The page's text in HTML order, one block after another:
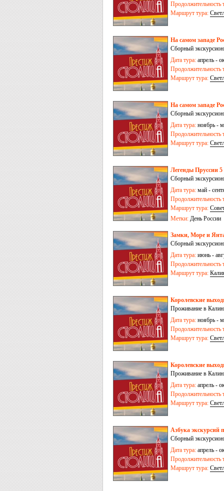
Продолжительность
Маршрут тура:
На самом западе
Сборный
Дата тура: апрель -
Продолжительность
Маршрут тура:
На самом западе
Сборный
Дата тура: ноябрь -
Продолжительность
Маршрут тура:
Легенды Пруссии 5
Сборный
Дата тура: май -
Продолжительность
Маршрут тура:
Метки: День России
Замки, Море и
Сборный
Дата тура: июнь -
Продолжительность
Маршрут тура:
Королевские
Проживание в
Дата тура: ноябрь -
Продолжительность
Маршрут тура:
Королевские
Проживание в
Дата тура: апрель -
Продолжительность
Маршрут тура:
Азбука экскурсий
Сборный
Дата тура: апрель -
Продолжительность
Маршрут тура: